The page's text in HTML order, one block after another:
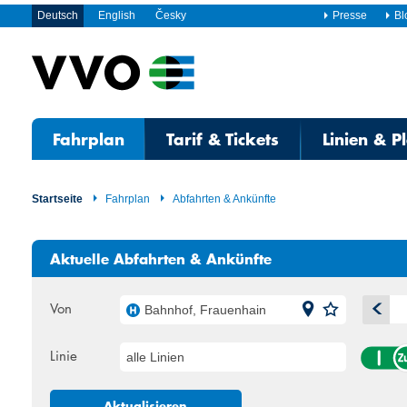
Deutsch English Česky Presse
Fahrplan Tarif & Tickets Linien &
Startseite Fahrplan Abfahrten & Ankünfte
Aktuelle Abfahrten & Ankünfte
Von Bahnhof, Frauenhain
Mo Di
Linie alle Linien